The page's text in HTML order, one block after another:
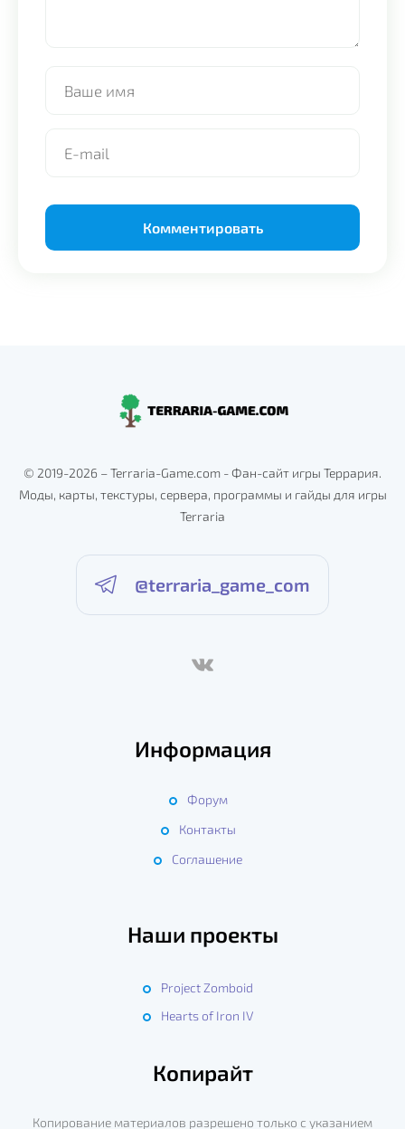
© 2019-2026 – Terraria-Game.com - Фан-сайт игры Террария.
Моды, карты, текстуры, сервера, программы и гайды для игры
Terraria
@terraria_game_com
Информация
Форум
Контакты
Соглашение
Наши проекты
Project Zomboid
Hearts of Iron IV
Копирайт
Копирование материалов разрешено только с указанием